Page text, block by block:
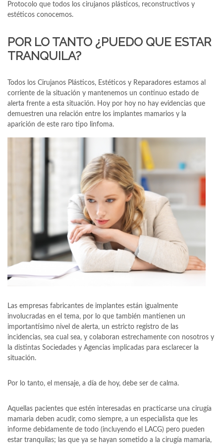
Protocolo que todos los cirujanos plásticos, reconstructivos y
estéticos conocemos.
POR LO TANTO ¿PUEDO QUE ESTAR
TRANQUILA?
Todos los Cirujanos Plásticos, Estéticos y Reparadores estamos al
corriente de la situación y mantenemos un continuo estado de
alerta frente a esta situación. Hoy por hoy no hay evidencias que
demuestren una relación entre los implantes mamarios y la
aparición de este raro tipo linfoma.
Las empresas fabricantes de implantes están igualmente
involucradas en el tema, por lo que también mantienen un
importantísimo nivel de alerta, un estricto registro de las
incidencias, sea cual sea, y colaboran estrechamente con nosotros y
la distintas Sociedades y Agencias implicadas para esclarecer la
situación.
Por lo tanto, el mensaje, a día de hoy, debe ser de calma.
Aquellas pacientes que estén interesadas en practicarse una cirugía
mamaria deben acudir, como siempre, a un especialista que les
informe debidamente de todo (incluyendo el LACG) pero pueden
estar tranquilas; las que ya se hayan sometido a la cirugía mamaria,